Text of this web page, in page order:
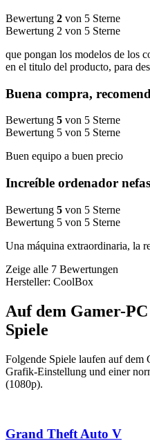
Bewertung 2 von 5 Sterne
Bewertung 2 von 5 Sterne
que pongan los modelos de los
en el titulo del producto, para
Buena compra,
Bewertung 5 von 5 Sterne
Bewertung 5 von 5 Sterne
Buen equipo a buen precio
Increíble ordenador
Bewertung 5 von 5 Sterne
Bewertung 5 von 5 Sterne
Una máquina extraordinaria, la
Zeige alle 7 Bewertungen
Hersteller: CoolBox
Auf dem Gamer-
Spiele
Folgende Spiele laufen auf dem
Grafik-Einstellung und einer
(1080p).
Grand Theft Auto V